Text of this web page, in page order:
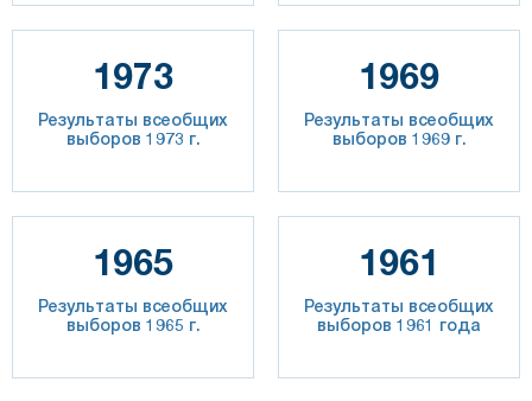
1973
Результаты всеобщих
выборов 1973 г.
1969
Результаты всеобщих
выборов 1969 г.
1965
Результаты всеобщих
выборов 1965 г.
1961
Результаты всеобщих
выборов 1961 года